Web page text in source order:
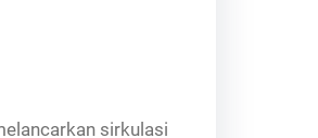
sirkulasi